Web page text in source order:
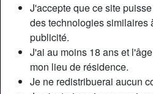
J'accepte que ce site
des technologies similaires
publicité.
J'ai au moins 18 ans et
mon lieu de résidence.
Je ne redistribuerai aucun